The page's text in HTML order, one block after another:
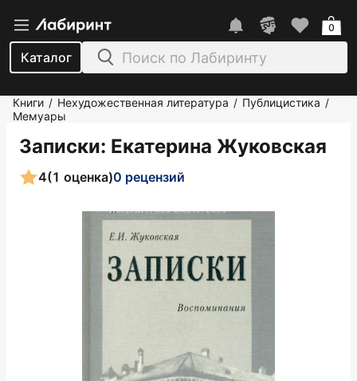
Каталог
0
Книги / Нехудожественная литература / Публицистика /
Мемуары
Записки: Екатерина Жуковская
4(1 оценка)0 рецензий